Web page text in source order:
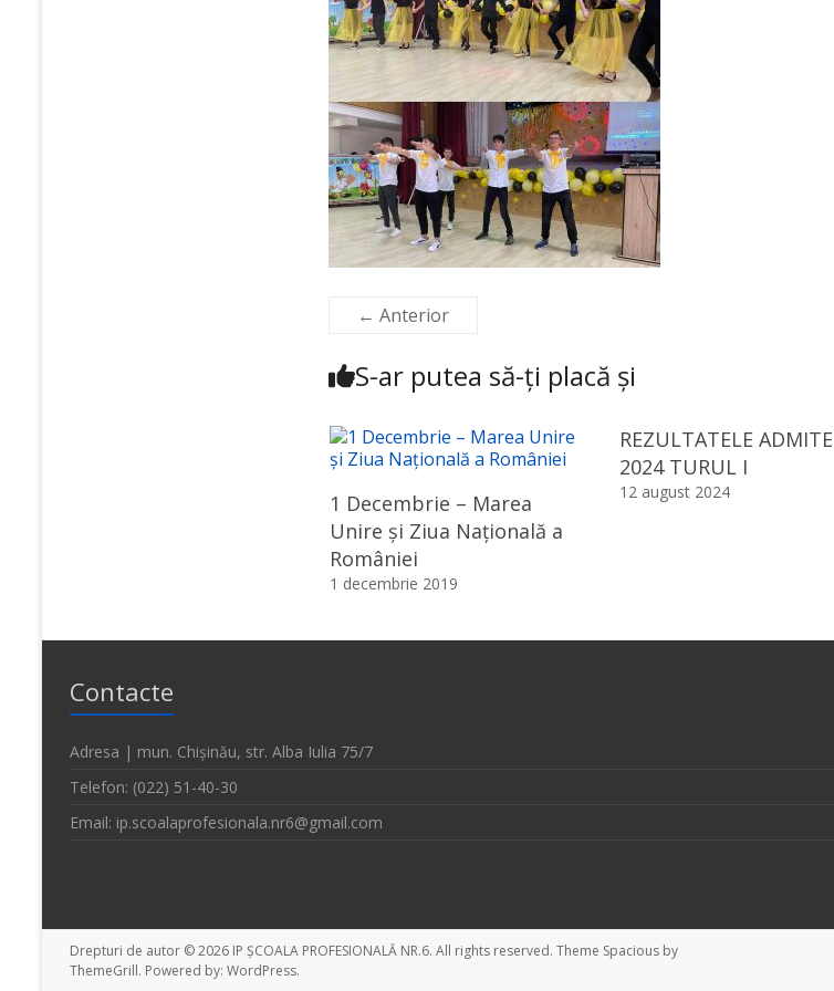
← Anterior
S-ar putea să-ți placă și
1 Decembrie – Marea
Unire și Ziua Națională a
României
1 decembrie 2019
REZULTATELE
2024 TURUL I
12 august 2024
Contacte
Adresa | mun. Chișinău, str. Alba Iulia 75/7
Telefon: (022) 51-40-30
Email: ip.scoalaprofesionala.nr6@gmail.com
Drepturi de autor © 2026 IP ȘCOALA PROFESIONALĂ NR.6. All rights reserved. Theme Spacious by
ThemeGrill. Powered by: WordPress.